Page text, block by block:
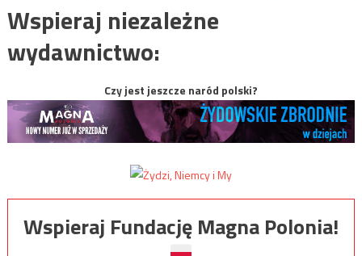
Wspieraj niezależne
wydawnictwo:
Czy jest jeszcze naród polski?
Wspieraj Fundację Magna Polonia!